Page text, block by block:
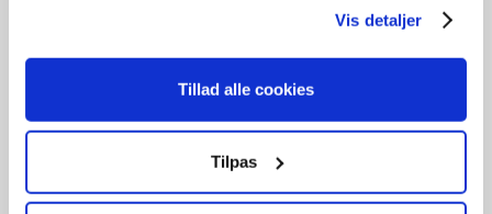
Vis detaljer
Tillad alle cookies
Tilpas